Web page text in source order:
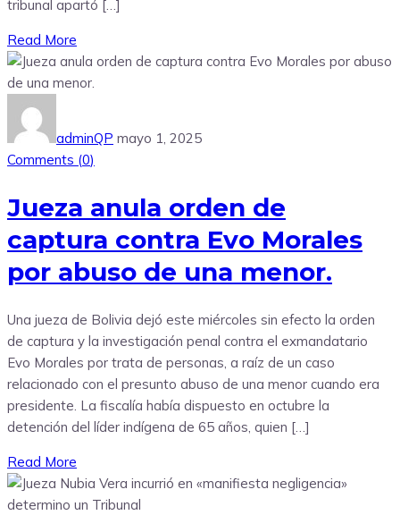
tribunal apartó […]
Read More
adminQP mayo 1, 2025
Comments (0)
Jueza anula orden de
captura contra Evo Morales
por abuso de una menor.
Una jueza de Bolivia dejó este miércoles sin efecto la orden
de captura y la investigación penal contra el exmandatario
Evo Morales por trata de personas, a raíz de un caso
relacionado con el presunto abuso de una menor cuando era
presidente. La fiscalía había dispuesto en octubre la
detención del líder indígena de 65 años, quien […]
Read More